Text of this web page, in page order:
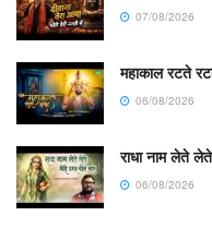
07/08/2026
महाकाल रटते
06/08/2026
राधा नाम लेते
06/08/2026